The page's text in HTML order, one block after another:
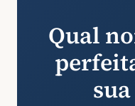
Qual